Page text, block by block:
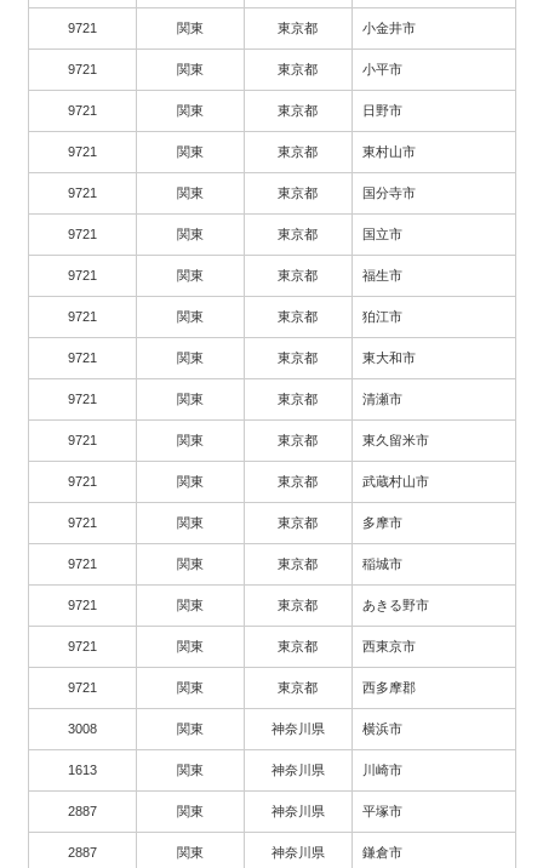
9721 関東 東京都 小金井市
9721 関東 東京都 小平市
9721 関東 東京都 日野市
9721 関東 東京都 東村山市
9721 関東 東京都 国分寺市
9721 関東 東京都 国立市
9721 関東 東京都 福生市
9721 関東 東京都 狛江市
9721 関東 東京都 東大和市
9721 関東 東京都 清瀬市
9721 関東 東京都 東久留米市
9721 関東 東京都 武蔵村山市
9721 関東 東京都 多摩市
9721 関東 東京都 稲城市
9721 関東 東京都 あきる野市
9721 関東 東京都 西東京市
9721 関東 東京都 西多摩郡
3008 関東 神奈川県 横浜市
1613 関東 神奈川県 川崎市
2887 関東 神奈川県 平塚市
2887 関東 神奈川県 鎌倉市